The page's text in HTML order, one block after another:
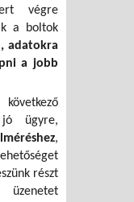
végre
a boltok
adatokra
a jobb
ügyre,
,
részt